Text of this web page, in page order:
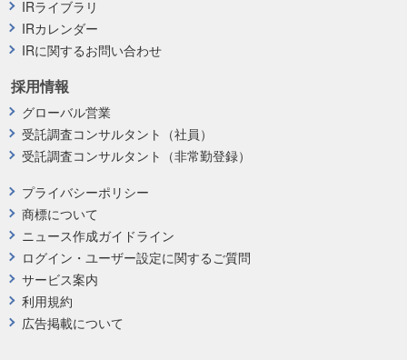
プライバシーポリシー
商標について
ニュース作成ガイドライン
ログイン・ユーザー設定に関するご質問
サービス案内
利用規約
広告掲載について
採用情報
グローバル営業
受託調査コンサルタント（社員）
受託調査コンサルタント（非常勤登録）
IRライブラリ
IRカレンダー
IRに関するお問い合わせ